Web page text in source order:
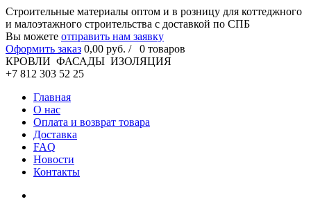
Cтроительные материалы оптом и в розницу для коттеджного
и малоэтажного строительства с доставкой по СПБ
Вы можете отправить нам заявку
Оформить заказ 0,00 руб. / 0 товаров
КРОВЛИ ФАСАДЫ ИЗОЛЯЦИЯ
+7 812 303 52 25
Главная
О нас
Оплата и возврат товара
Доставка
FAQ
Новости
Контакты